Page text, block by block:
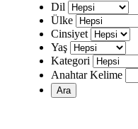
Dil
Ülke
Cinsiyet
Yaş
Kategori
Anahtar Kelime